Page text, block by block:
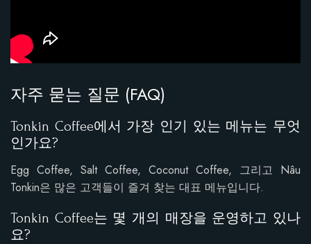
자주 묻는 질문 (FAQ)
Tonkin Coffee에서 가장 인기 있는 메뉴는 무엇
인가요?
Egg Coffee, Salt Coffee, Coconut Coffee, 그리고 Nâu
Tonkin은 많은 고객들이 즐겨 찾는 대표 메뉴입니다.
Tonkin Coffee는 몇 개의 매장을 운영하고 있나
요?